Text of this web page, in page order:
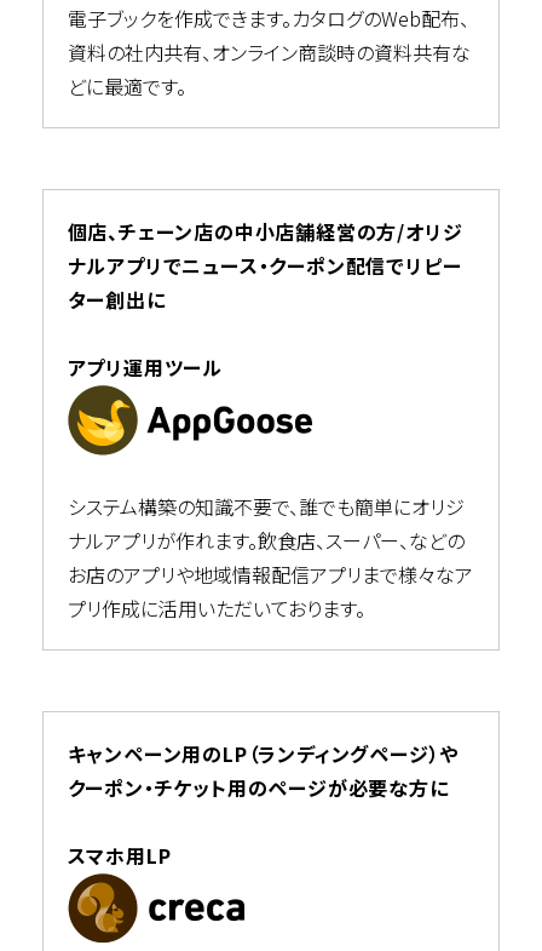
電子ブックを作成できます。カタログのWeb配布、
資料の社内共有、オンライン商談時の資料共有な
どに最適です。
個店、チェーン店の中小店舗経営の方/オリジ
ナルアプリでニュース・クーポン配信でリピー
ター創出に
アプリ運用ツール
システム構築の知識不要で、誰でも簡単にオリジ
ナルアプリが作れます。飲食店、スーパー、などの
お店のアプリや地域情報配信アプリまで様々なア
プリ作成に活用いただいております。
キャンペーン用のLP（ランディングページ）や
クーポン・チケット用のページが必要な方に
スマホ用LP